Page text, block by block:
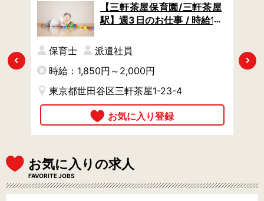
Previous
【三軒茶屋保育園/三軒茶屋
駅】週3日のお仕事 / 時給18
/ 曜日の希望があればご相談
保育士
派遣社員
時給：1,850円～2,000円
東京都世田谷区三軒茶屋1-23-4
Next
お気に入りの求人
FAVORITE JOBS